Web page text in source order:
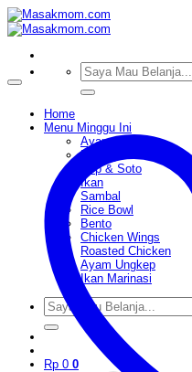
Skip
to
content
Pencarian
untuk:
Home
Menu Minggu Ini
Ayam
Daging
Sop & Soto
Ikan
Sambal
Rice Bowl
Bento
Chicken Wings
Roasted Chicken
Ayam Ungkep
Ikan Marinasi
Pencarian
untuk:
Rp 0 0